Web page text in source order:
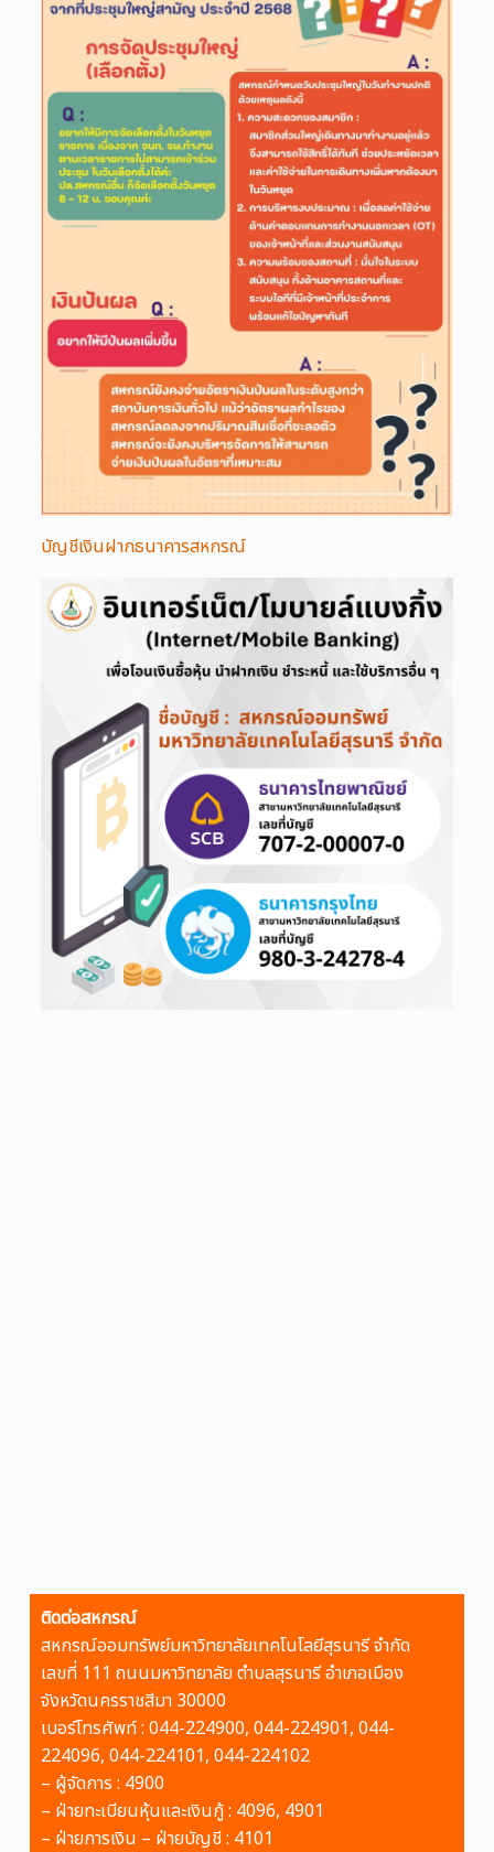
บัญชีเงินฝากธนาคารสหกรณ์
ติดต่อสหกรณ์
สหกรณ์ออมทรัพย์มหาวิทยาลัยเทคโนโลยีสุรนารี จำกัด
เลขที่ 111 ถนนมหาวิทยาลัย ตำบลสุรนารี อำเภอเมือง
จังหวัดนครราชสีมา 30000
เบอร์โทรศัพท์ : 044-224900, 044-224901, 044-
224096, 044-224101, 044-224102
– ผู้จัดการ : 4900
– ฝ่ายทะเบียนหุ้นและเงินกู้ : 4096, 4901
– ฝ่ายการเงิน – ฝ่ายบัญชี : 4101